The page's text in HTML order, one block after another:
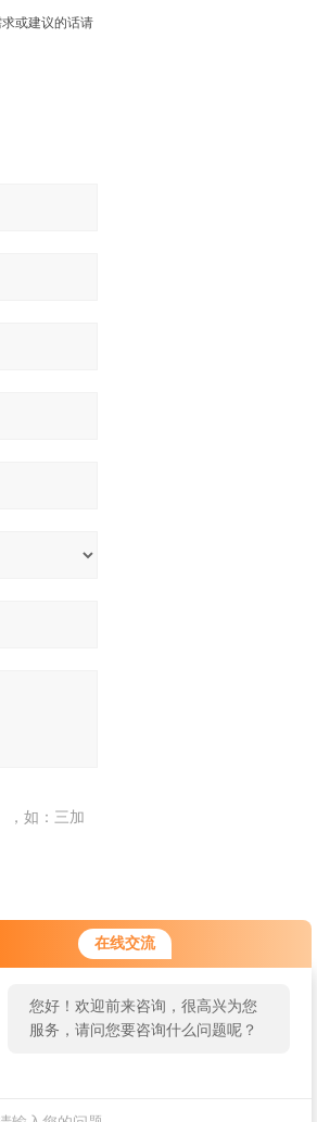
在线交流
您好！欢迎前来咨询，很高兴为您
服务，请问您要咨询什么问题呢？
或建议的话请
，如：三加